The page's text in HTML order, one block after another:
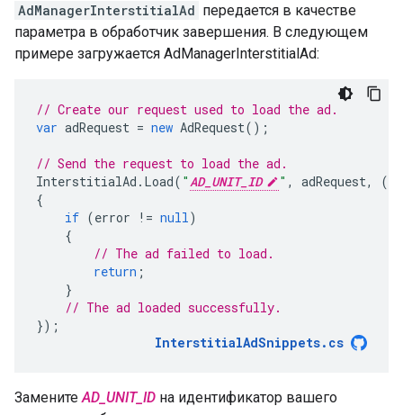
AdManagerInterstitialAd передается в качестве
параметра в обработчик завершения. В следующем
примере загружается AdManagerInterstitialAd:
// Create our request used to load the ad.
var adRequest = new AdRequest();
// Send the request to load the ad.
InterstitialAd . Load( "AD_UNIT_ID " , adRequest, (
{
if (error != null)
{
// The ad failed to load.
return ;
}
// The ad loaded successfully.
});
InterstitialAdSnippets. cs
ЗаменитеAD_UNIT_ID на идентификатор вашего